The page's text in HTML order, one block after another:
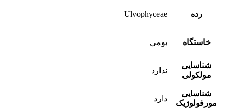
رده Ulvophyceae
خاستگاه بومی
شناسایی
مولکولی
ندارد
شناسایی
مورفولوژیک
دارد